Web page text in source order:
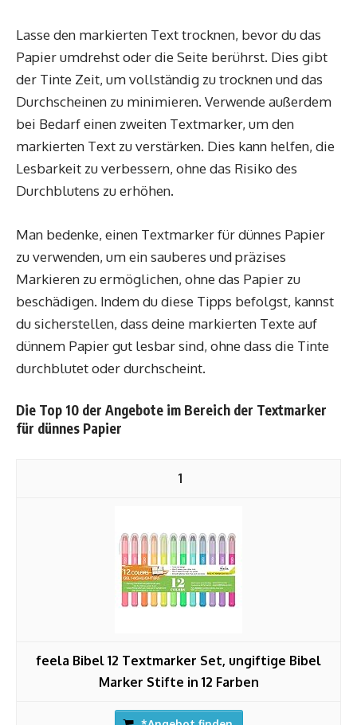
Lasse den markierten Text trocknen, bevor du das
Papier umdrehst oder die Seite berührst. Dies gibt
der Tinte Zeit, um vollständig zu trocknen und das
Durchscheinen zu minimieren. Verwende außerdem
bei Bedarf einen zweiten Textmarker, um den
markierten Text zu verstärken. Dies kann helfen, die
Lesbarkeit zu verbessern, ohne das Risiko des
Durchblutens zu erhöhen.
Man bedenke, einen Textmarker für dünnes Papier
zu verwenden, um ein sauberes und präzises
Markieren zu ermöglichen, ohne das Papier zu
beschädigen. Indem du diese Tipps befolgst, kannst
du sicherstellen, dass deine markierten Texte auf
dünnem Papier gut lesbar sind, ohne dass die Tinte
durchblutet oder durchscheint.
Die Top 10 der Angebote im Bereich der Textmarker
für dünnes Papier
1
feela Bibel 12 Textmarker Set, ungiftige Bibel
Marker Stifte in 12 Farben